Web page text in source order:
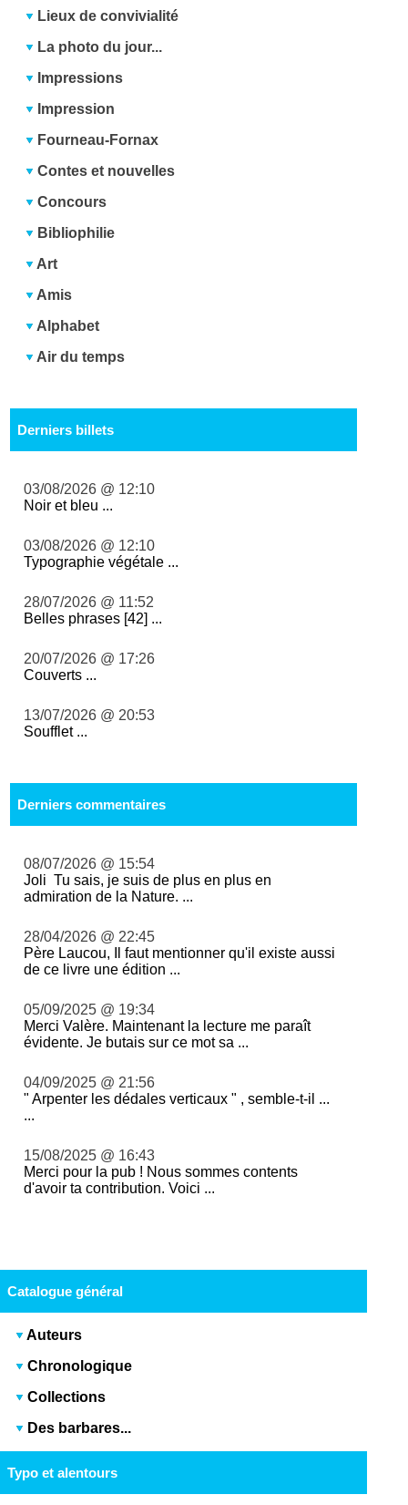
Lieux de convivialité
La photo du jour...
Impressions
Impression
Fourneau-Fornax
Contes et nouvelles
Concours
Bibliophilie
Art
Amis
Alphabet
Air du temps
Derniers billets
03/08/2026 @ 12:10
Noir et bleu ...
03/08/2026 @ 12:10
Typographie végétale ...
28/07/2026 @ 11:52
Belles phrases [42] ...
20/07/2026 @ 17:26
Couverts ...
13/07/2026 @ 20:53
Soufflet ...
Derniers commentaires
08/07/2026 @ 15:54
Joli Tu sais, je suis de plus en plus en
admiration de la Nature. ...
28/04/2026 @ 22:45
Père Laucou, Il faut mentionner qu'il existe aussi
de ce livre une édition ...
05/09/2025 @ 19:34
Merci Valère. Maintenant la lecture me paraît
évidente. Je butais sur ce mot sa ...
04/09/2025 @ 21:56
" Arpenter les dédales verticaux " , semble-t-il ...
...
15/08/2025 @ 16:43
Merci pour la pub ! Nous sommes contents
d'avoir ta contribution. Voici ...
Catalogue général
Auteurs
Chronologique
Collections
Des barbares...
Typo et alentours